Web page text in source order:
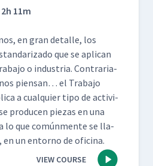
2h 11m
en gran detalle, los
que se apli­can
o indus­tria. Con­trari­a­
pien­san… el Tra­ba­jo
a cualquier tipo de activi­
pro­ducen piezas en una
lo que común­mente se lla­
un entorno de oficina.
VIEW COURSE